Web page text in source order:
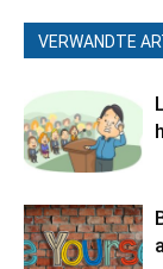
VERWANDTE